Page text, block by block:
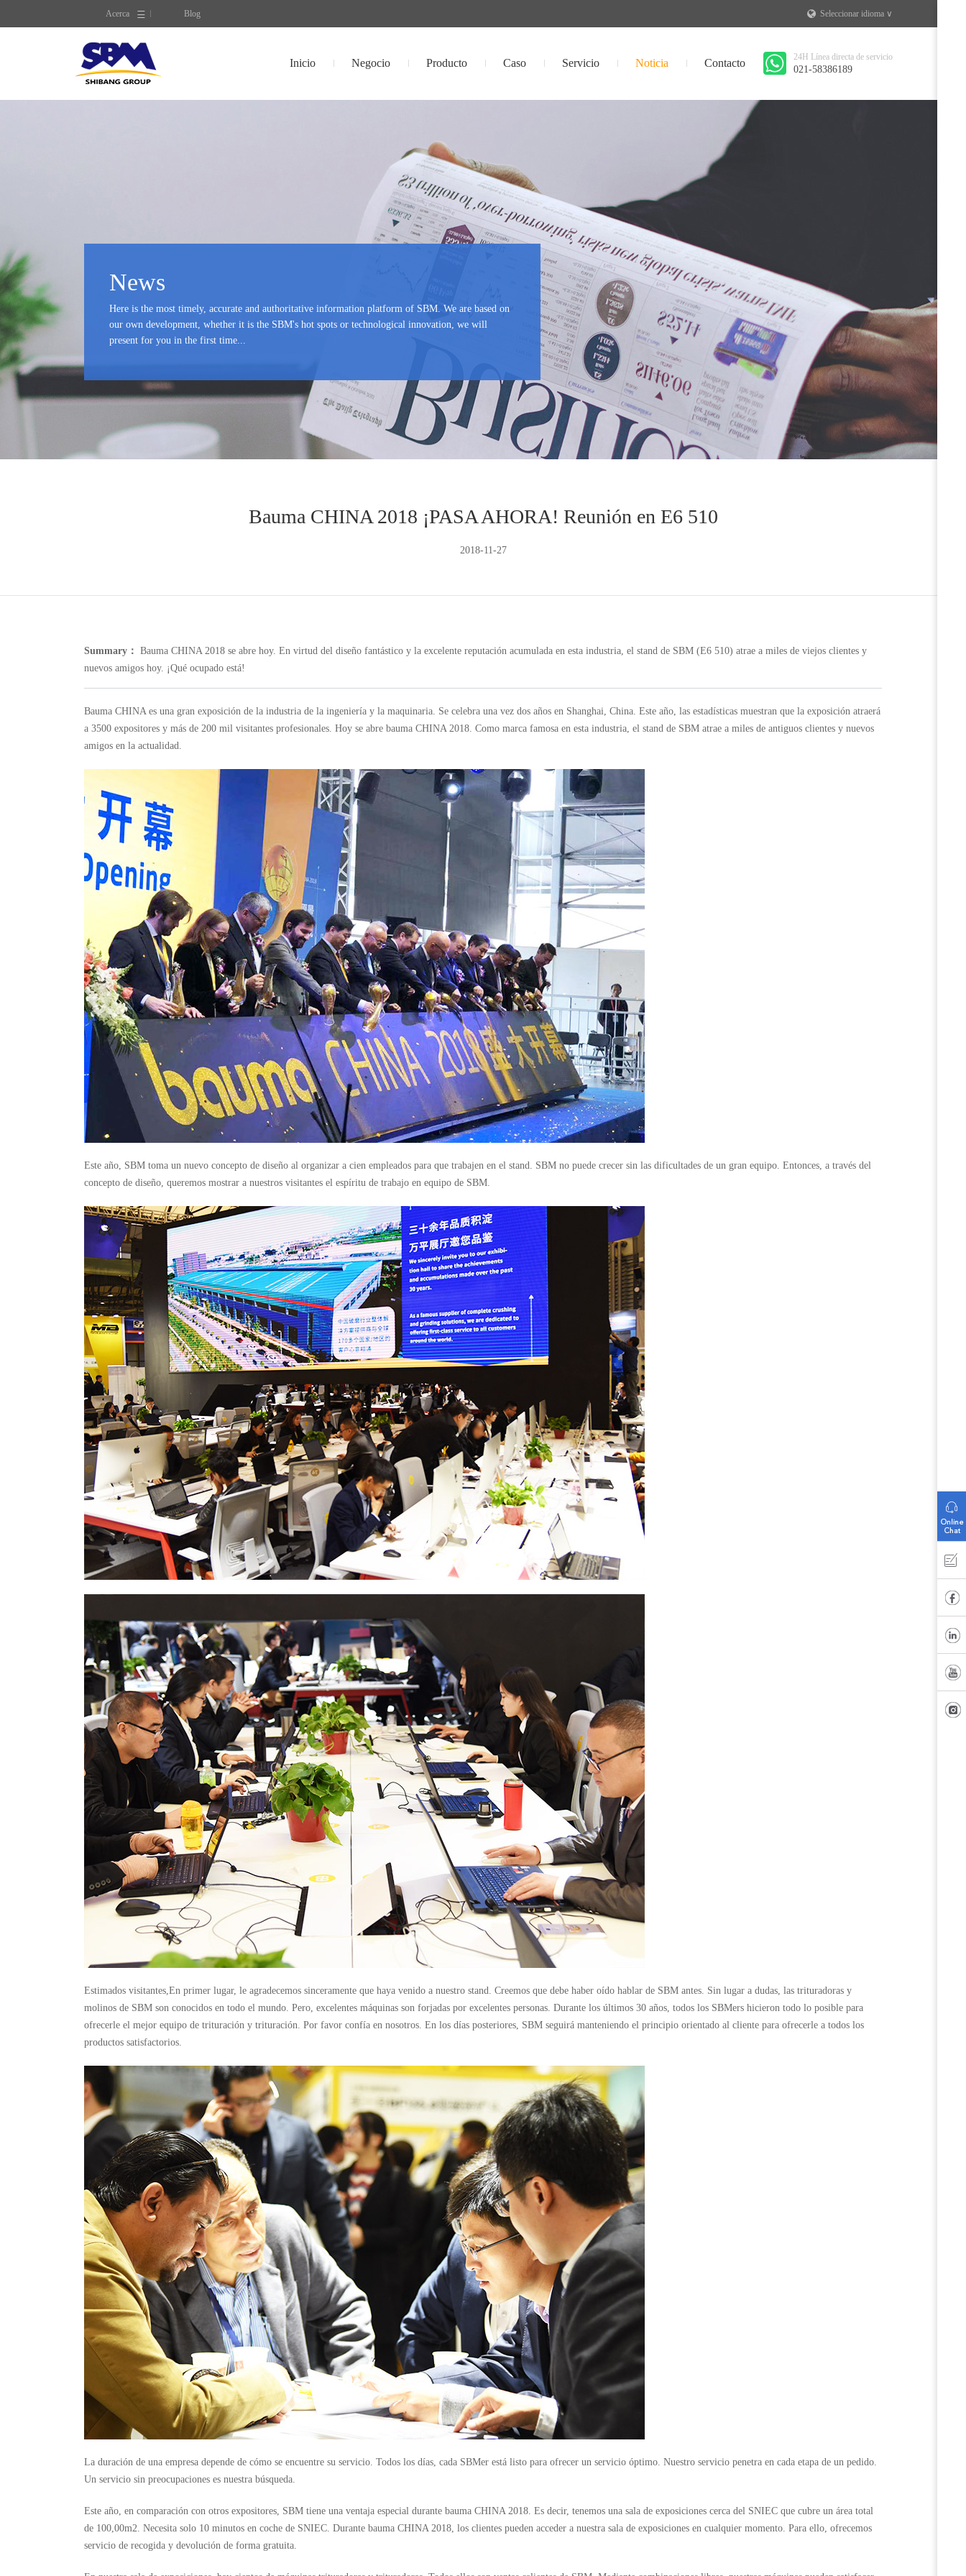
Seleccionar idioma ∨
Acerca Blog
Inicio Negocio Producto Caso Servicio Noticia Contacto 24H Línea directa de servicio
021-58386189
News
Here is the most timely, accurate and authoritative information platform of SBM. We are based on
our own development, whether it is the SBM's hot spots or technological innovation, we will
present for you in the first time...
Bauma CHINA 2018 ¡PASA AHORA! Reunión en E6 510
2018-11-27
Summary： Bauma CHINA 2018 se abre hoy. En virtud del diseño fantástico y la excelente reputación acumulada en esta industria, el stand de SBM (E6 510) atrae a miles de viejos clientes y
nuevos amigos hoy. ¡Qué ocupado está!
Bauma CHINA es una gran exposición de la industria de la ingeniería y la maquinaria. Se celebra una vez dos años en Shanghai, China. Este año, las estadísticas muestran que la exposición atraerá
a 3500 expositores y más de 200 mil visitantes profesionales. Hoy se abre bauma CHINA 2018. Como marca famosa en esta industria, el stand de SBM atrae a miles de antiguos clientes y nuevos
amigos en la actualidad.
Este año, SBM toma un nuevo concepto de diseño al organizar a cien empleados para que trabajen en el stand. SBM no puede crecer sin las dificultades de un gran equipo. Entonces, a través del
concepto de diseño, queremos mostrar a nuestros visitantes el espíritu de trabajo en equipo de SBM.
Estimados visitantes,En primer lugar, le agradecemos sinceramente que haya venido a nuestro stand. Creemos que debe haber oído hablar de SBM antes. Sin lugar a dudas, las trituradoras y
molinos de SBM son conocidos en todo el mundo. Pero, excelentes máquinas son forjadas por excelentes personas. Durante los últimos 30 años, todos los SBMers hicieron todo lo posible para
ofrecerle el mejor equipo de trituración y trituración. Por favor confía en nosotros. En los días posteriores, SBM seguirá manteniendo el principio orientado al cliente para ofrecerle a todos los
productos satisfactorios.
La duración de una empresa depende de cómo se encuentre su servicio. Todos los días, cada SBMer está listo para ofrecer un servicio óptimo. Nuestro servicio penetra en cada etapa de un pedido.
Un servicio sin preocupaciones es nuestra búsqueda.
Este año, en comparación con otros expositores, SBM tiene una ventaja especial durante bauma CHINA 2018. Es decir, tenemos una sala de exposiciones cerca del SNIEC que cubre un área total
de 100,00m2. Necesita solo 10 minutos en coche de SNIEC. Durante bauma CHINA 2018, los clientes pueden acceder a nuestra sala de exposiciones en cualquier momento. Para ello, ofrecemos
servicio de recogida y devolución de forma gratuita.